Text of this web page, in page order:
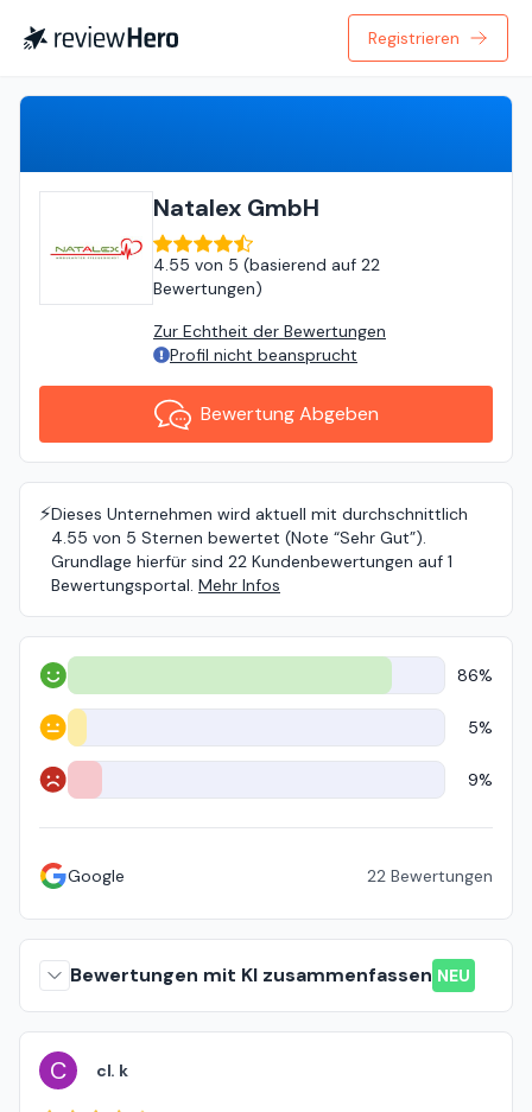
Registrieren
Natalex GmbH
4.55 von 5 (basierend auf 22
Bewertungen)
Zur Echtheit der Bewertungen
Profil nicht beansprucht
Bewertung Abgeben
⚡️Dieses Unternehmen wird aktuell mit durchschnittlich
4.55 von 5 Sternen bewertet (Note “Sehr Gut”).
Grundlage hierfür sind 22 Kundenbewertungen auf 1
Bewertungsportal. Mehr Infos
Positiv 86%
Neutral 5%
Negativ 9%
Google 22 Bewertungen
Bewertungen mit KI zusammenfassen NEU
C cl. k